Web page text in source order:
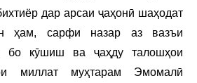
дар арсаи ҷаҳонӣ шаҳодат
ҳам, сарфи назар аз вазъи
бо кӯшиш ва ҷаҳду талошҳои
миллат муҳтарам Эмомалӣ